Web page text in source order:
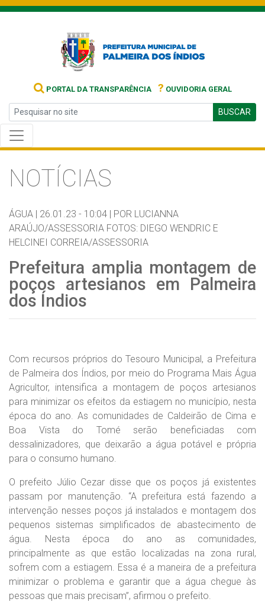
PORTAL DA TRANSPARÊNCIA ? OUVIDORIA GERAL
BUSCAR
NOTÍCIAS
ÁGUA | 26.01.23 - 10:04 | POR LUCIANNA
ARAÚJO/ASSESSORIA FOTOS: DIEGO WENDRIC E
HELCINEI CORREIA/ASSESSORIA
Prefeitura amplia montagem de
poços artesianos em Palmeira
dos Índios
Com recursos próprios do Tesouro Municipal, a Prefeitura
de Palmeira dos Índios, por meio do Programa Mais Água
Agricultor, intensifica a montagem de poços artesianos
para minimizar os efeitos da estiagem no município, nesta
época do ano. As comunidades de Caldeirão de Cima e
Boa Vista do Tomé serão beneficiadas com
dessalinizadores, que deixarão a água potável e própria
para o consumo humano.
O prefeito Júlio Cezar disse que os poços já existentes
passam por manutenção. “A prefeitura está fazendo a
intervenção nesses poços já instalados e montagem dos
pequenos sistemas simplificados de abastecimento de
água. Nesta época do ano as comunidades,
principalmente as que estão localizadas na zona rural,
sofrem com a estiagem. Essa é a maneira de a prefeitura
minimizar o problema e garantir que a água chegue às
pessoas que mais precisam”, afirmou o prefeito.